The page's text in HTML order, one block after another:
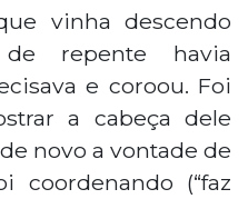
vinha descendo
repente havia
e coroou. Foi
a cabeça dele
novo a vontade de
coordenando (“faz